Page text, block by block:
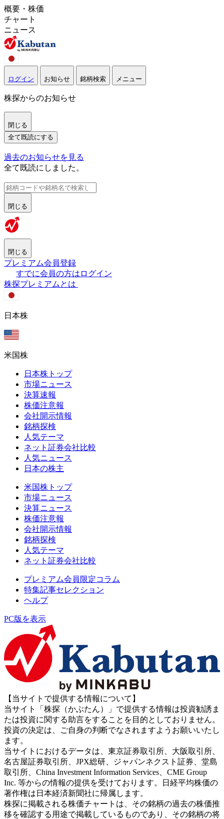
概要・株価
チャート
ニュース
ログイン お知らせ 銘柄検索 メニュー
株探からのお知らせ
閉じる
全て既読にする
過去のお知らせを見る
全て既読にしました。
閉じる
閉じる
プレミアム会員登録
すでに会員の方はログイン
株探プレミアムとは
日本株
米国株
日本株トップ
市場ニュース
決算速報
株価注意報
会社開示情報
銘柄探検
人気テーマ
ネット証券会社比較
人気ニュース
日本の株主
米国株トップ
市場ニュース
決算ニュース
株価注意報
会社開示情報
銘柄探検
人気テーマ
ネット証券会社比較
プレミアム会員限定コラム
特集記事セレクション
ヘルプ
PC版を表示
【当サイトで提供する情報について】
当サイト「株探（かぶたん）」で提供する情報は投資勧誘ま
たは投資に関する助言をすることを目的としておりません。
投資の決定は、ご自身の判断でなされますようお願いいたし
ます。
当サイトにおけるデータは、東京証券取引所、大阪取引所、
名古屋証券取引所、JPX総研、ジャパンネクスト証券、堂島
取引所、China Investment Information Services、CME Group
Inc. 等からの情報の提供を受けております。日経平均株価の
著作権は日本経済新聞社に帰属します。
株探に掲載される株価チャートは、その銘柄の過去の株価推
移を確認する用途で掲載しているものであり、その銘柄の将